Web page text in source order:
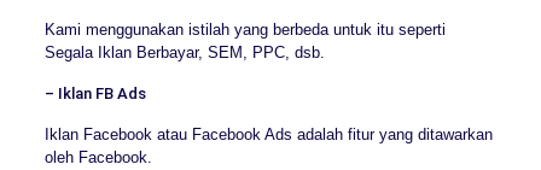
Kami menggunakan istilah yang berbeda untuk itu seperti
Segala Iklan Berbayar, SEM, PPC, dsb.
– Iklan FB Ads
Iklan Facebook atau Facebook Ads adalah fitur yang ditawarkan
oleh Facebook.